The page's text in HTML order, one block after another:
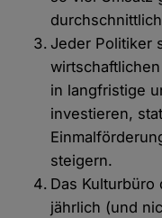
Jeder Politiker
in langfristige
investieren,
steigern.
Das Kulturbüro
jährlich (und